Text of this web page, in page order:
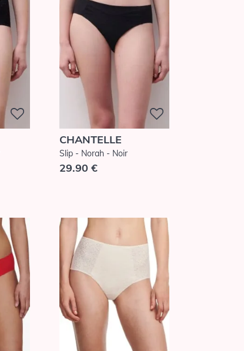
CHANTELLE
Slip - Norah - Noir
29.90 €